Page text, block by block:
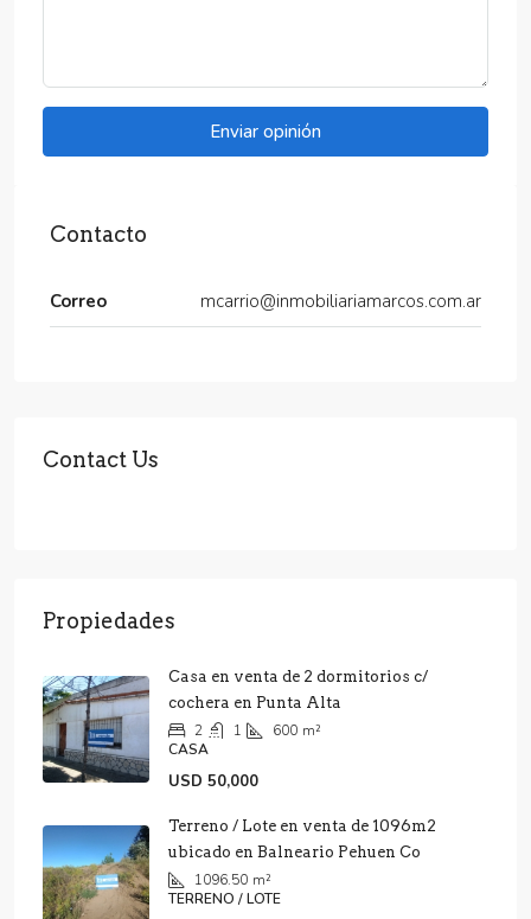
Enviar opinión
Contacto
Correo mcarrio@inmobiliariamarcos.com.ar
Contact Us
Propiedades
Casa en venta de 2 dormitorios c/
cochera en Punta Alta
2 1 600 m²
CASA
USD 50,000
Terreno / Lote en venta de 1096m2
ubicado en Balneario Pehuen Co
1096.50 m²
TERRENO / LOTE